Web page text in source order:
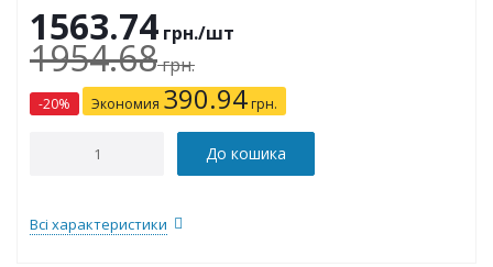
1563.74 грн./шт
1954.68грн.
-20% Экономия 390.94 грн.
До кошика
Всі характеристики